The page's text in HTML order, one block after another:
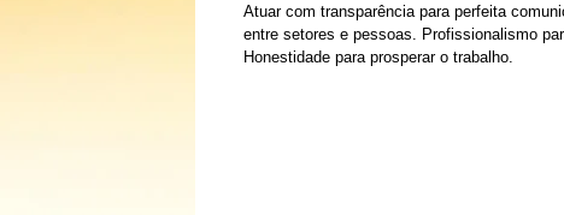
Atuar com transparência para perfeita
entre setores e pessoas. Profissionalismo
Honestidade para prosperar o trabalho.